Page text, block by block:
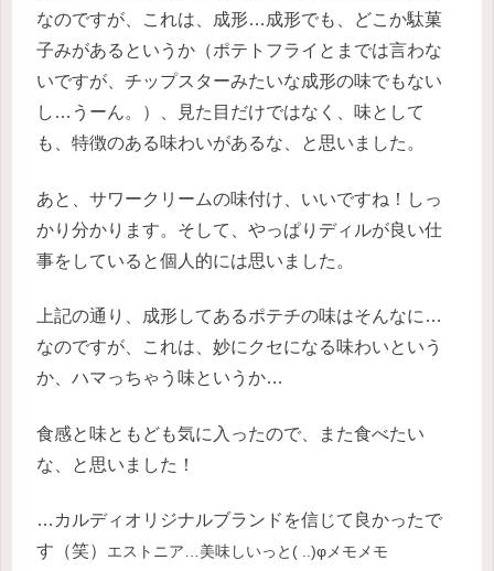
なのですが、これは、成形…成形でも、どこか駄菓
子みがあるというか（ポテトフライとまでは言わな
いですが、チップスターみたいな成形の味でもない
し…うーん。）、見た目だけではなく、味として
も、特徴のある味わいがあるな、と思いました。
あと、サワークリームの味付け、いいですね！しっ
かり分かります。そして、やっぱりディルが良い仕
事をしていると個人的には思いました。
上記の通り、成形してあるポテチの味はそんなに…
なのですが、これは、妙にクセになる味わいという
か、ハマっちゃう味というか…
食感と味ともども気に入ったので、また食べたい
な、と思いました！
…カルディオリジナルブランドを信じて良かったで
す（笑） エストニア…美味しいっと( ..)φメモメモ